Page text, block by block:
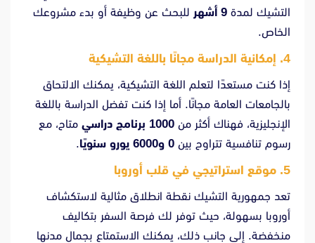
التشيك لمدة 9 أشهر
للبحث عن وظيفة أو بدء مشروعك
الخاص.
4. إمكانية الدراسة مجانًا باللغة التشيكية
إذا كنت مستعدًا لتعلم اللغة التشيكية، يمكنك الالتحاق
بالجامعات العامة مجانًا. أما إذا كنت تفضل الدراسة باللغة
الإنجليزية، فهناك أكثر من 1000 برنامج دراسي
متاح، مع
رسوم تنافسية تتراوح بين 0 و6000 يورو سنويًا .
5. موقع استراتيجي في قلب أوروبا
تعد جمهورية التشيك نقطة انطلاق مثالية لاستكشاف
أوروبا بسهولة، حيث توفر لك فرصة السفر بتكاليف
منخفضة. إلى جانب ذلك، يمكنك الاستمتاع بجمال مدنها